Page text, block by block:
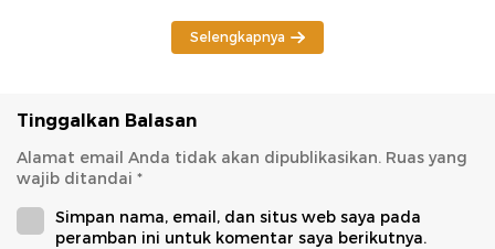
Selengkapnya
Tinggalkan Balasan
Alamat email Anda tidak akan dipublikasikan. Ruas yang
wajib ditandai *
Simpan nama, email, dan situs web saya pada
peramban ini untuk komentar saya berikutnya.